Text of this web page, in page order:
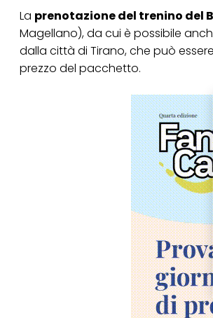
La prenotazione del trenino del
Magellano), da cui è possibile
dalla città di Tirano, che può
prezzo del pacchetto.